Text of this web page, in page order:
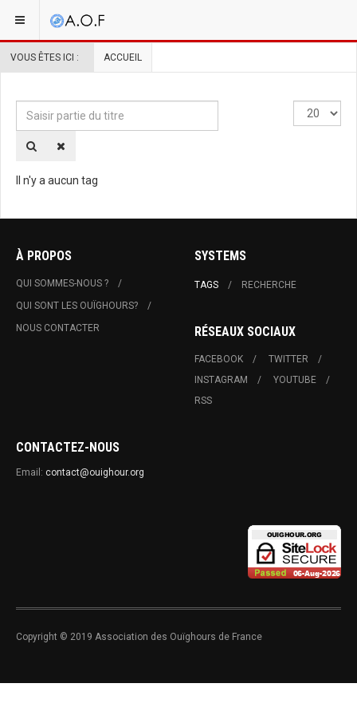
VOUS ÊTES ICI : ACCUEIL
Saisir
partie
du
Affichage
#
Il n'y a aucun tag
À PROPOS
QUI SOMMES-NOUS ?
QUI SONT LES OUÏGHOURS?
NOUS CONTACTER
SYSTEMS
TAGS RECHERCHE
RÉSEAUX SOCIAUX
FACEBOOK
TWITTER
INSTAGRAM
YOUTUBE
RSS
CONTACTEZ-NOUS
Email: contact@ouighour.org
Copyright © 2019 Association des Ouïghours de France